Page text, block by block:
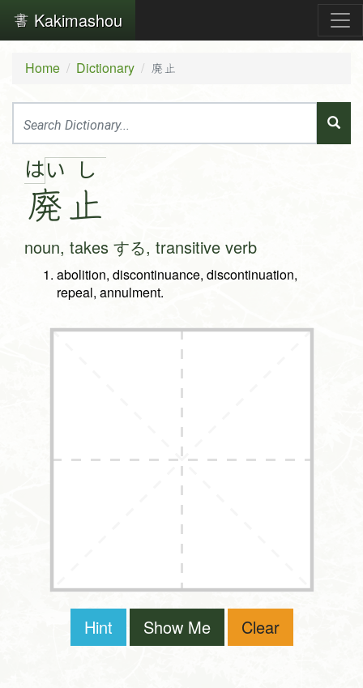
Kakimashou
Home Dictionary 廃止
はい
廃
し
止
noun, takes する, transitive verb
abolition, discontinuance, discontinuation,
repeal, annulment.
Hint Show Me Clear